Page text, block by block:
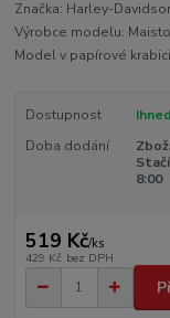
Značka: Harley-
Výrobce modelu:
Model v papírové
Dostupnost
Doba dodání
8:00
519 Kč/ks
429 Kč bez DPH